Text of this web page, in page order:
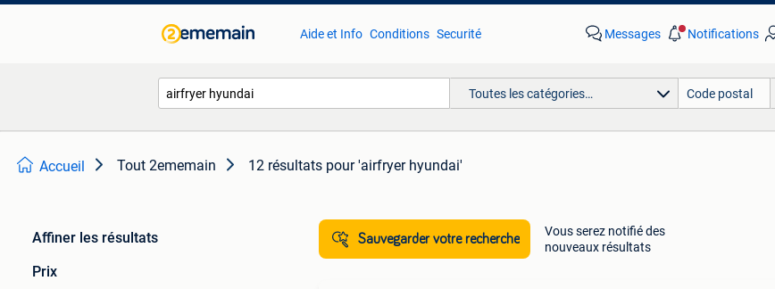
Aide et Info Conditions Securité Messages Notifications
Toutes les catégories…
Accueil Tout 2ememain 12 résultats pour 'airfryer hyundai'
Affiner les résultats
Prix
Sauvegarder votre recherche
Vous serez notifié des
nouveaux résultats